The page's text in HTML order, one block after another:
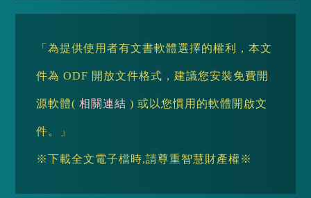
「為提供使用者有文書軟體選擇的權利，本文
件為 ODF 開放文件格式，建議您安裝免費開
源軟體(相關連結 ) 或以您慣用的軟體開啟文
件。」
※下載全文電子檔時,請尊重智慧財產權※